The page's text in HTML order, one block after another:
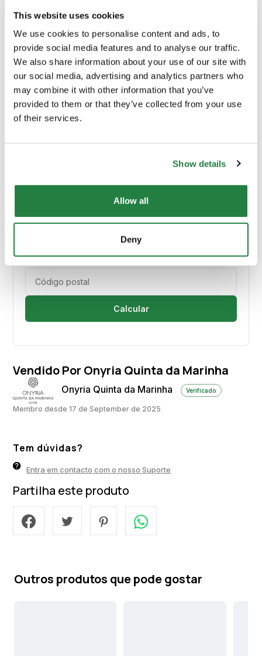
This website uses cookies
We use cookies to personalise content and ads, to
provide social media features and to analyse our traffic.
We also share information about your use of our site with
our social media, advertising and analytics partners who
may combine it with other information that you’ve
provided to them or that they’ve collected from your use
of their services.
Show details
Allow all
Deny
Peso 20 kg
Material Principal Plástico
Cor
Envio e Entrega
Calcular custos de envio:
Calcular
Vendido Por Onyria Quinta da Marinha
Onyria Quinta da Marinha Verificado
Membro desde 17 de September de 2025
Tem dúvidas?
Entra em contacto com o nosso Suporte
Partilha este produto
Outros produtos que pode gostar